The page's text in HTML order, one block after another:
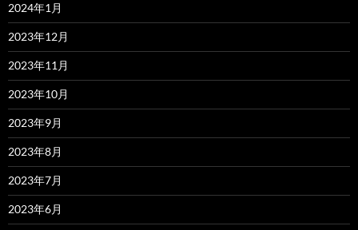
2024年1月
2023年12月
2023年11月
2023年10月
2023年9月
2023年8月
2023年7月
2023年6月